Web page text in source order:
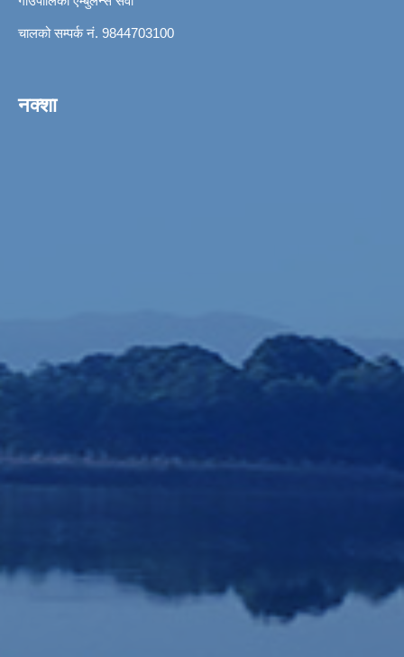
चालको सम्पर्क नं. 9844703100
नक्शा